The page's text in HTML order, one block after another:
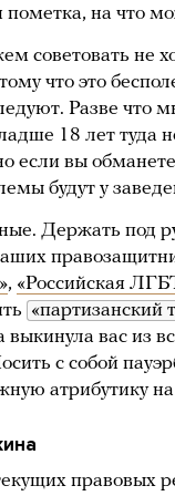
пометка, на что
советовать не
что это
Разве что
18 лет туда
если вы
будут у
Держать под
, «Российская
«партизанский
выкинула вас из
с собой
атрибутику
правовых